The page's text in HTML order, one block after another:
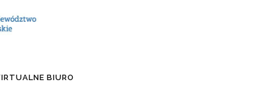
BIURO